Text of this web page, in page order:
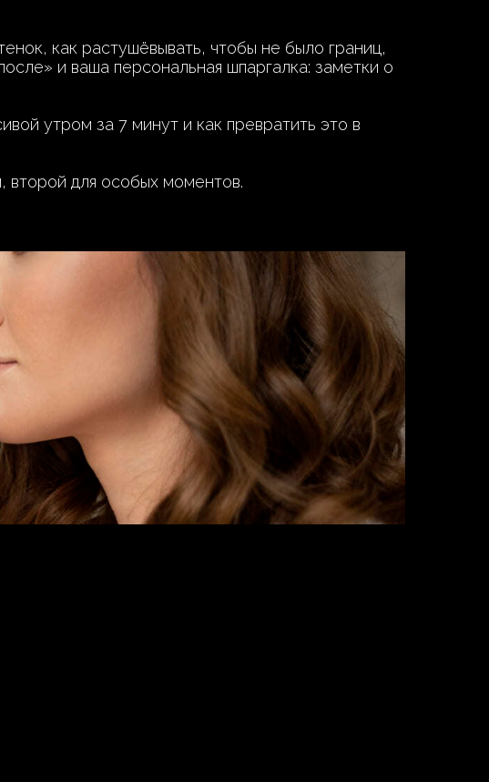
как растушёвывать, чтобы не было границ,
и ваша персональная шпаргалка: заметки о
утром за 7 минут и как превратить это в
второй для особых моментов.